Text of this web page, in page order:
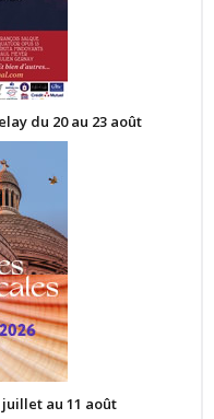
du 20 au 23 août
au 11 août